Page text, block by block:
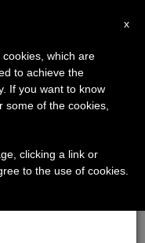
×
la pausa
de verano
y también el
x
which are
to achieve the
If you want to know
of the cookies,
clicking a link or
to the use of cookies.